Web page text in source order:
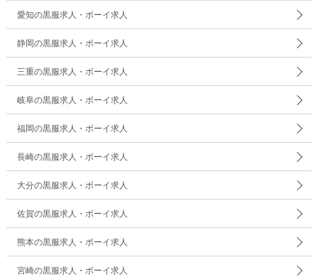
愛知の黒服求人・ボーイ求人
静岡の黒服求人・ボーイ求人
三重の黒服求人・ボーイ求人
岐阜の黒服求人・ボーイ求人
福岡の黒服求人・ボーイ求人
長崎の黒服求人・ボーイ求人
大分の黒服求人・ボーイ求人
佐賀の黒服求人・ボーイ求人
熊本の黒服求人・ボーイ求人
宮崎の黒服求人・ボーイ求人